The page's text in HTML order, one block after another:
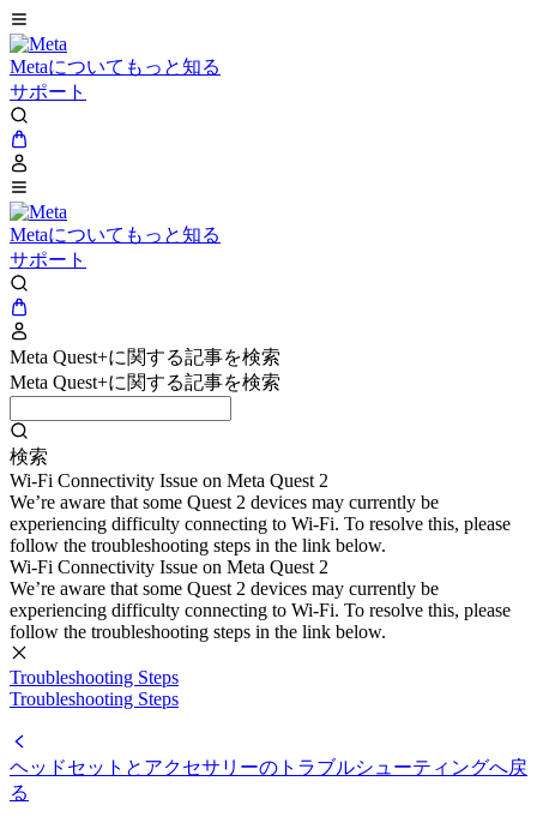
Metaについてもっと知る
サポート
Metaについてもっと知る
サポート
Meta Quest+に関する記事を検索
Meta Quest+に関する記事を検索
検索
Wi-Fi Connectivity Issue on Meta Quest 2
We’re aware that some Quest 2 devices may currently be
experiencing difficulty connecting to Wi-Fi. To resolve this, please
follow the troubleshooting steps in the link below.
Wi-Fi Connectivity Issue on Meta Quest 2
We’re aware that some Quest 2 devices may currently be
experiencing difficulty connecting to Wi-Fi. To resolve this, please
follow the troubleshooting steps in the link below.
Troubleshooting Steps
Troubleshooting Steps
ヘッドセットとアクセサリーのトラブルシューティングへ戻
る